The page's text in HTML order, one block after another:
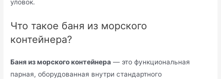
уловок.
Что такое баня из морского
контейнера?
Баня из морского контейнера — это функциональная
парная, оборудованная внутри стандартного